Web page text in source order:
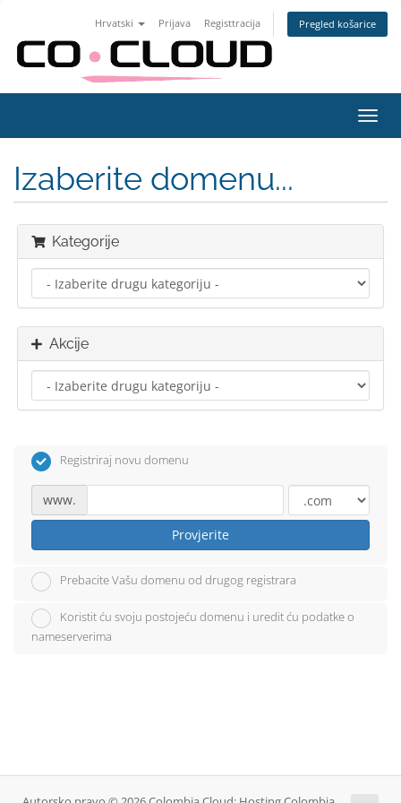
Hrvatski Prijava Registtracija Pregled košarice
Izaberite domenu...
Kategorije
Akcije
Registriraj novu domenu
www.
Provjerite
Prebacite Vašu domenu od drugog registrara
Koristit ću svoju postojeću domenu i uredit ću podatke o
nameserverima